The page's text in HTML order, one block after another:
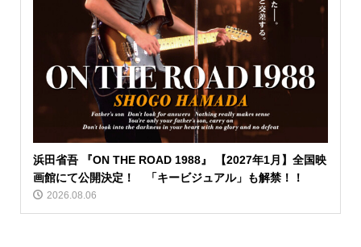
浜田省吾 『ON THE ROAD 1988』 【2027年1月】全国映
画館にて公開決定！ 「キービジュアル」も解禁！！
2026.08.06